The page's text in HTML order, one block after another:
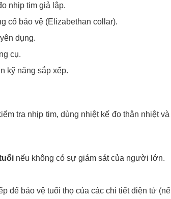
nhịp tim giả lập.
cổ bảo vệ (Elizabethan collar).
dụng.
cụ.
kỹ năng sắp xếp.
tra nhịp tim, dùng nhiệt kế đo thân nhiệt
nếu không có sự giám sát của người lớn.
để bảo vệ tuổi thọ của các chi tiết điện tử